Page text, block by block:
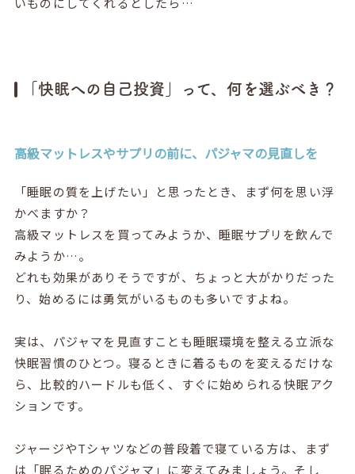
「快眠への自己投資」って、何を選ぶべき？
高級マットレスやサプリの前に、パジャマの見直しを
「睡眠の質を上げたい」と思ったとき、まず何を思い浮
かべますか？
高級マットレスを買ってみようか、睡眠サプリを飲んで
みようか…。
どれも効果がありそうですが、ちょっと大がかりだった
り、始めるには勇気がいるものも多いですよね。
実は、パジャマを見直すことも睡眠環境を整える立派な
快眠習慣のひとつ。寝るときに着るものを変えるだけな
ら、比較的ハードルも低く、すぐに始められる快眠アク
ションです。
ジャージやTシャツなどの普段着で寝ている方は、まず
は「眠るためのパジャマ」に変えてみましょう。そし